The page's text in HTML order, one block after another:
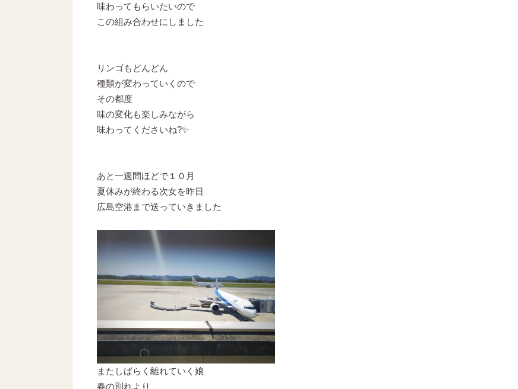
味わってもらいたいので
この組み合わせにしました
リンゴもどんどん
種類が変わっていくので
その都度
味の変化も楽しみながら
味わってくださいね?✨
あと一週間ほどで１０月
夏休みが終わる次女を昨日
広島空港まで送っていきました
またしばらく離れていく娘
春の別れより